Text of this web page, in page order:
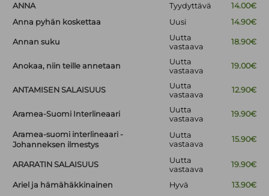
ANNA
Tyydyttävä
14.00€
Anna pyhän koskettaa
Uusi 14.90€
Annan suku
Uutta
vastaava
18.90€
Anokaa, niin teille annetaan
Uutta
vastaava
19.00€
ANTAMISEN SALAISUUS
Uutta
vastaava
12.90€
Aramea-Suomi Interlineaari
Uutta
vastaava
19.90€
Aramea-suomi interlineaari -
Johanneksen ilmestys
Uutta
vastaava
15.90€
ARARATIN SALAISUUS
Uutta
vastaava
19.90€
Ariel ja hämähäkkinainen Hyvä
13.90€